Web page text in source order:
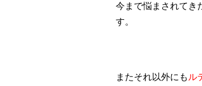
今まで悩まされてき
す。
またそれ以外にも ル